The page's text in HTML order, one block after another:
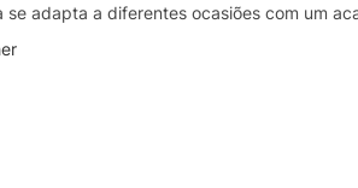
adapta a diferentes ocasiões com um